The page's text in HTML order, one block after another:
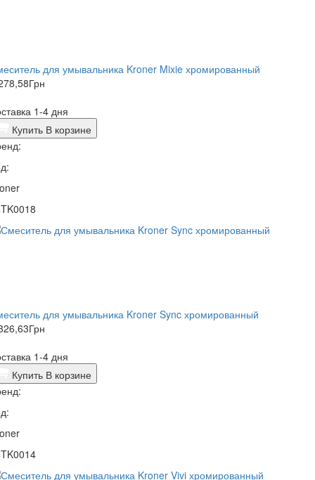
для умывальника Kroner Mixie хромированный
Грн
1-4 дня
Купить В корзине
для умывальника Kroner Sync хромированный
Грн
1-4 дня
Купить В корзине